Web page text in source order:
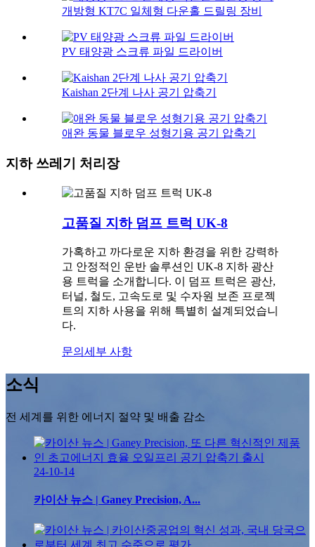
개방형 KT7C 일체형 다운홀 드릴링 장비
PV 태양광 스크류 파일 드라이버
Kaishan 2단계 나사 공기 압축기
애완 동물 블로우 성형기용 공기 압축기
지하 쓰레기 처리장
고품질 지하 덤프 트럭 UK-8
가혹하고 까다로운 지하 환경을 위한 강력하
고 안정적인 운반 솔루션인 UK-8 지하 광산
용 트럭을 소개합니다. 이 덤프 트럭은 광산,
터널, 철도, 고속도로 및 수자원 보존 프로젝
트의 지하 사용을 위해 특별히 설계되었습니
다.
문의 세부 사항
소식
전 세계를 위한 에너지 절약 및 배출 감소
24-10-14
카이산 뉴스 | Ganey Precision, A...